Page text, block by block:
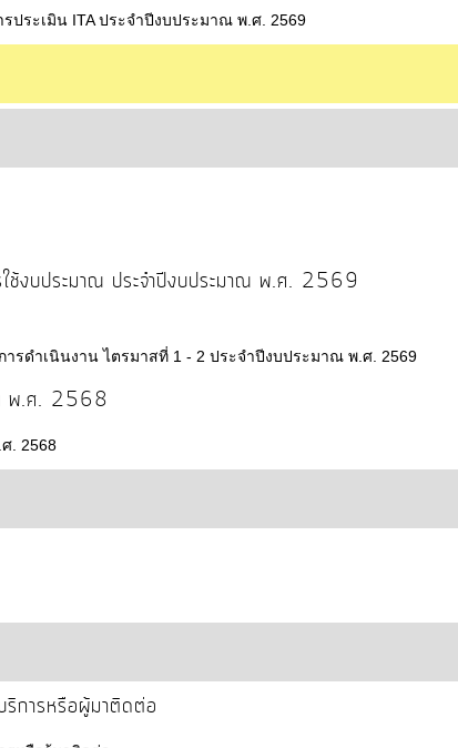
ประเมิน ITA ประจำปีงบประมาณ พ.ศ. 2569
ใช้งบประมาณ ประจำปีงบประมาณ พ.ศ. 2569
รดำเนินงาน ไตรมาสที่ 1 - 2 ประจำปีงบประมาณ พ.ศ. 2569
ณ พ.ศ. 2568
. 2568
การหรือผู้มาติดต่อ